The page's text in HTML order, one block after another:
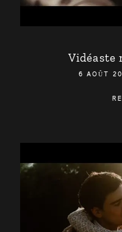
Vidéaste
6 AOÛT